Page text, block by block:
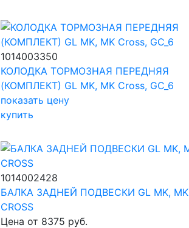
1014003350
КОЛОДКА ТОРМОЗНАЯ ПЕРЕДНЯЯ
(КОМПЛЕКТ) GL MK, MK Cross, GC_6
показать цену
купить
1014002428
БАЛКА ЗАДНЕЙ ПОДВЕСКИ GL MK, MK
CROSS
Цена от 8375 руб.